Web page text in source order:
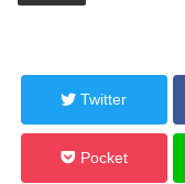
Twitter
Pocket